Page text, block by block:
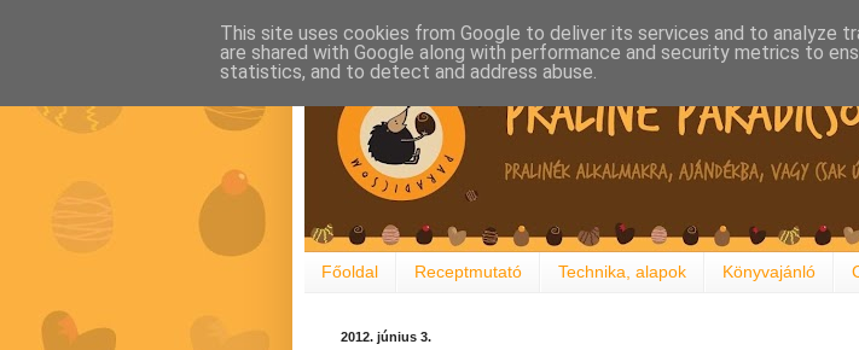
Főoldal Receptmutató Technika, alapok Könyvajánló
2012. június 3.
This site uses cookies from Google to deliver its services and to analyze
are shared with Google along with performance and security metrics to
statistics, and to detect and address abuse.